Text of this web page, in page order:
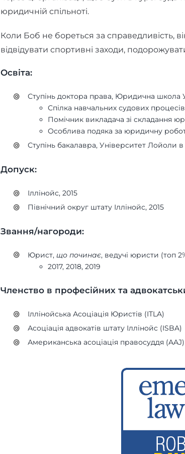
юридичній спільноті.
Коли Боб не бореться за справедливість,
відвідувати спортивні заходи,
Освіта:
Ступінь доктора права, Юридична школа
Спілка навчальних судових процесів
Помічник викладача зі складання
Особлива подяка за юридичну
Ступінь бакалавра, Університет Лойоли
Допуск:
Іллінойс, 2015
Північний округ штату Іллінойс, 2015
Звання/нагороди:
Юрист, що починає, ведучі юристи (топ
2017, 2018, 2019
Членство в професійних та
Іллінойська Асоціація Юристів (ITLA)
Асоціація адвокатів штату Іллінойс (ISBA)
Американська асоціація правосуддя (AAJ)